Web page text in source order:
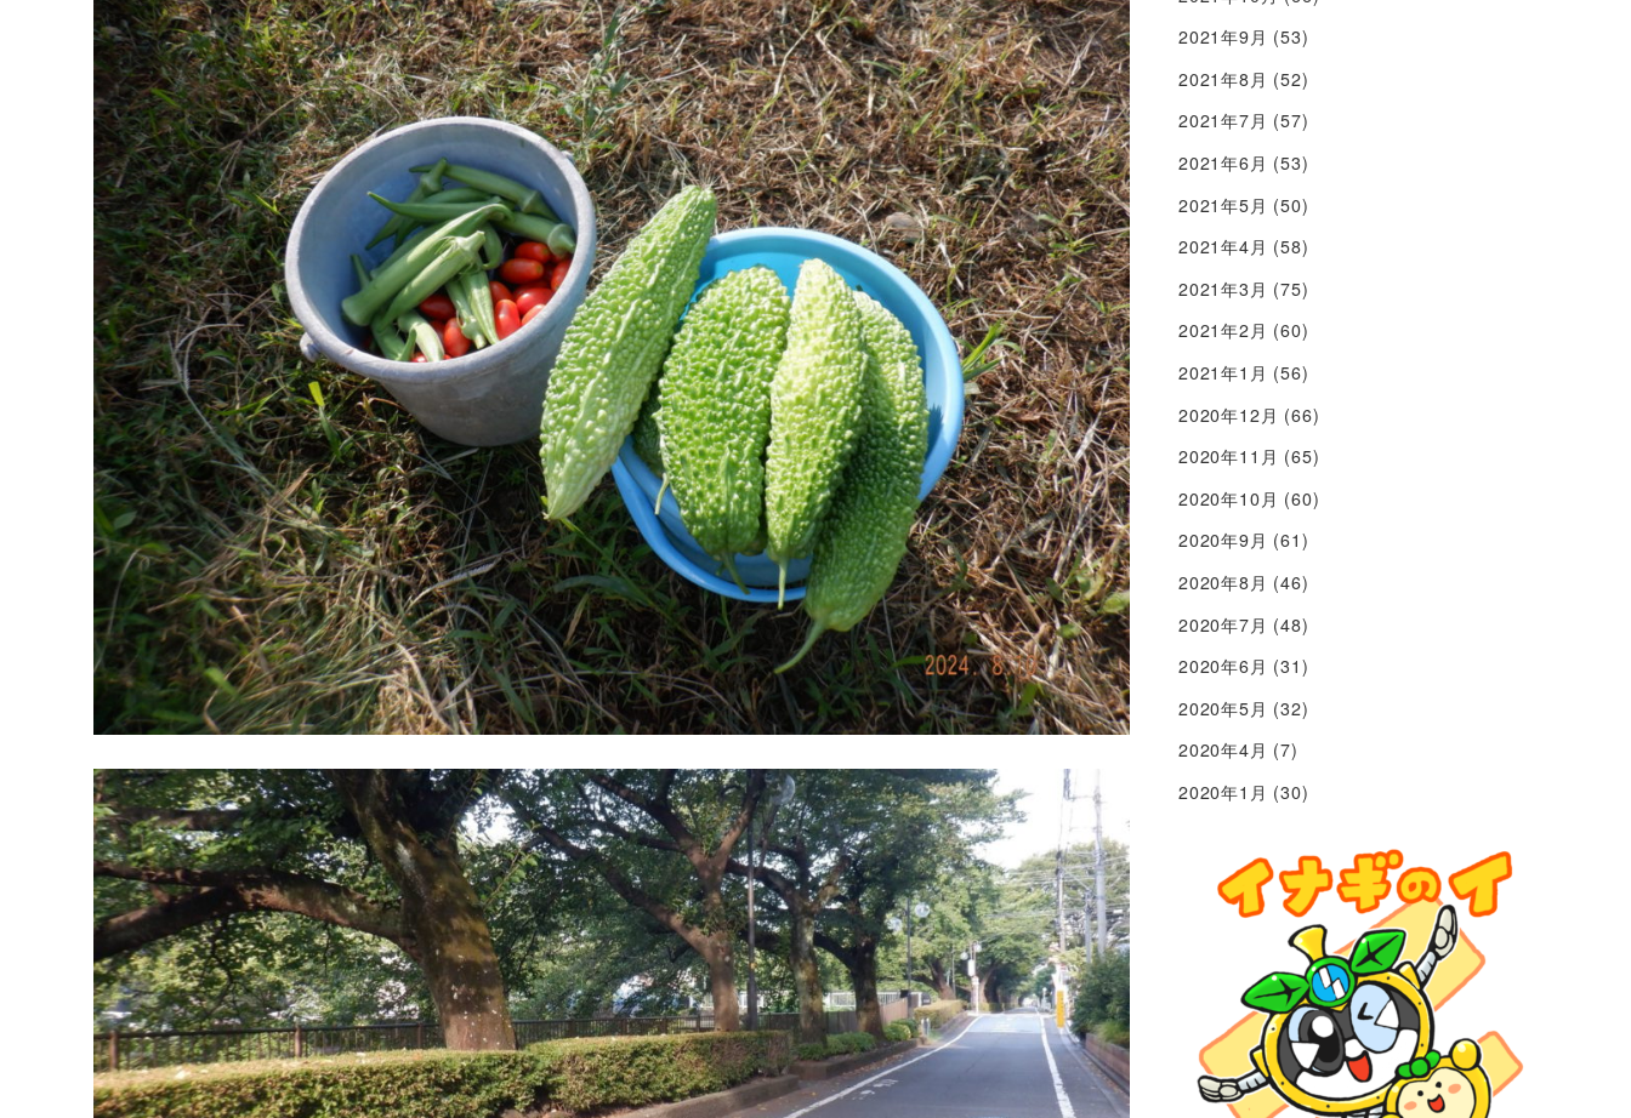
2021年9月 (53)
2021年8月 (52)
2021年7月 (57)
2021年6月 (53)
2021年5月 (50)
2021年4月 (58)
2021年3月 (75)
2021年2月 (60)
2021年1月 (56)
2020年12月 (66)
2020年11月 (65)
2020年10月 (60)
2020年9月 (61)
2020年8月 (46)
2020年7月 (48)
2020年6月 (31)
2020年5月 (32)
2020年4月 (7)
2020年1月 (30)